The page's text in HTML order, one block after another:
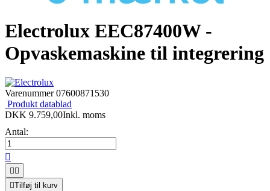
Electrolux EEC87400W -
Opvaskemaskine til integrering
Varenummer07600871530
Produkt datablad
DKK 9.759,00Inkl. moms
Antal:

 
Tilføj til kurv